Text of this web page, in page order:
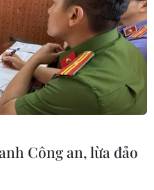
Công an, lừa đảo